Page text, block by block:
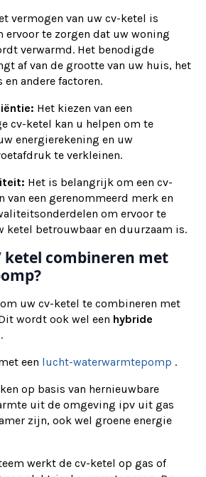
vermogen van uw cv-ketel is
ervoor te zorgen dat uw woning
verwarmd. Het benodigde
af van de grootte van uw huis, het
en andere factoren.
Het kiezen van een
cv-ketel kan u helpen om te
energierekening en uw
te verkleinen.
Het is belangrijk om een cv-
van een gerenommeerd merk en
om ervoor te
ketel betrouwbaar en duurzaam is.
ketel combineren met
uw cv-ketel te combineren met
wordt ook wel een hybride
een lucht-waterwarmtepomp .
op basis van hernieuwbare
uit de omgeving ipv uit gas
zijn, ook wel groene energie
werkt de cv-ketel op gas of